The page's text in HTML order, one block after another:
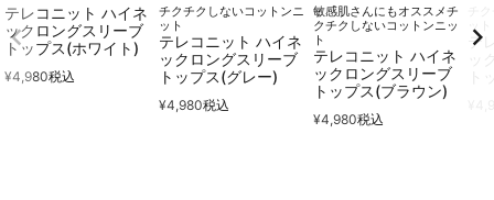
テレコニット ハイネ
ックロングスリーブ
トップス(ホワイト)
¥4,980税込
チクチクしないコットンニ
ット
テレコニット ハイネ
ックロングスリーブ
トップス(グレー)
¥4,980税込
敏感肌さんにもオススメチ
クチクしないコットンニッ
ト
テレコニット ハイネ
ックロングスリーブ
トップス(ブラウン)
¥4,980税込
ット
テ